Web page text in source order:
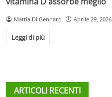
Mattia Di Gennaro Aprile 29, 2026
Leggi di più
ARTICOLI RECENTI